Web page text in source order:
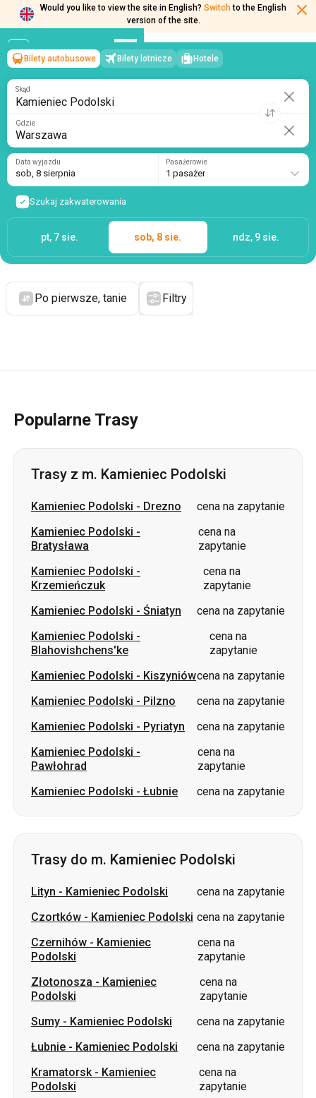
Would you like to view the site in English? Switch to the English
version of the site.
Kamieniec Podolski→Warszawa
sob, 8 sierpnia/1 pasażer
Bilety autobusowe Bilety lotnicze Hotele
Skąd
Gdzie
Data wyjazdu
sob, 8 sierpnia
Pasażerowie
1 pasażer
Szukaj zakwaterowania
pt, 7 sie. sob, 8 sie. ndz, 9 sie.
Po pierwsze, tanie Filtry
Popularne Trasy
Trasy z m. Kamieniec Podolski
Kamieniec Podolski - Drezno
cena na zapytanie
Kamieniec Podolski -
Bratysława
cena na
zapytanie
Kamieniec Podolski -
Krzemieńczuk
cena na
zapytanie
Kamieniec Podolski - Śniatyn
cena na zapytanie
Kamieniec Podolski -
Blahovishchens'ke
cena na
zapytanie
Kamieniec Podolski - Kiszyniówcena na zapytanie
Kamieniec Podolski - Pilzno
cena na zapytanie
Kamieniec Podolski - Pyriatyn
cena na zapytanie
Kamieniec Podolski -
Pawłohrad
cena na
zapytanie
Kamieniec Podolski - Łubnie cena na zapytanie
Trasy do m. Kamieniec Podolski
Lityn - Kamieniec Podolski
cena na zapytanie
Czortków - Kamieniec Podolski cena na zapytanie
Czernihów - Kamieniec
Podolski
cena na
zapytanie
Złotonosza - Kamieniec
Podolski
cena na
zapytanie
Sumy - Kamieniec Podolski
cena na zapytanie
Łubnie - Kamieniec Podolski
cena na zapytanie
Kramatorsk- Kamieniec
Podolski
cena na
zapytanie